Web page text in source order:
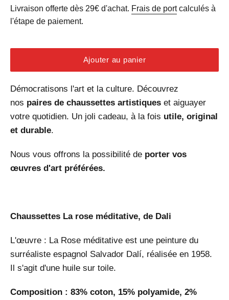
régulier
Livraison offerte dès 29€ d'achat. Frais de portcalculés à
l'étape de paiement.
Ajouter au panier
Démocratisons l'art et la culture. Découvrez
nos paires de chaussettes artistiques et aiguayer
votre quotidien. Un joli cadeau, à la fois utile, original
et durable.
Nous vous offrons la possibilité de porter vos
œuvres d'art préférées.
Chaussettes La rose méditative, de Dali
L'œuvre : La Rose méditative est une peinture du
surréaliste espagnol Salvador Dalí, réalisée en 1958.
Il s'agit d'une huile sur toile.
Composition : 83% coton, 15% polyamide, 2%